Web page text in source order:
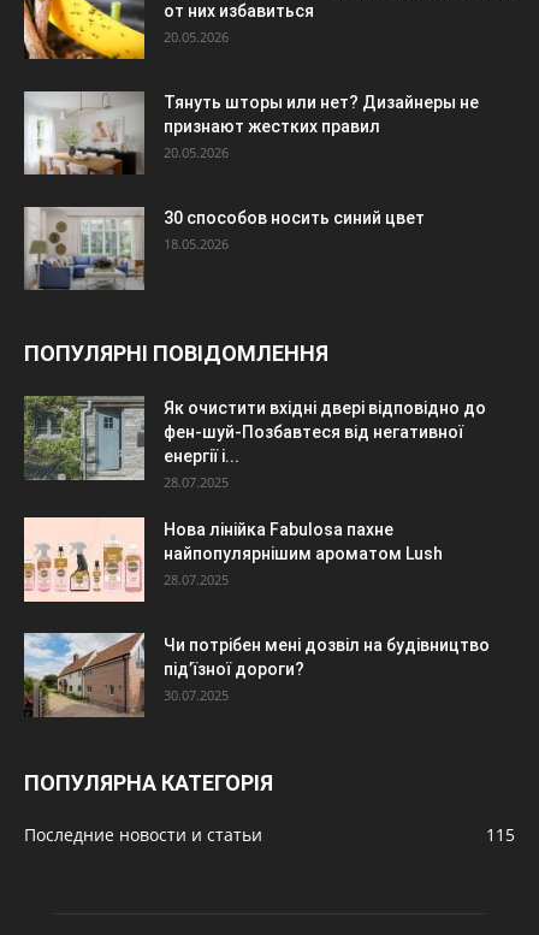
от них избавиться
20.05.2026
Тянуть шторы или нет? Дизайнеры не
признают жестких правил
20.05.2026
30 способов носить синий цвет
18.05.2026
ПОПУЛЯРНІ ПОВІДОМЛЕННЯ
Як очистити вхідні двері відповідно до
фен-шуй-Позбавтеся від негативної
енергії і...
28.07.2025
Нова лінійка Fabulosa пахне
найпопулярнішим ароматом Lush
28.07.2025
Чи потрібен мені дозвіл на будівництво
під’їзної дороги?
30.07.2025
ПОПУЛЯРНА КАТЕГОРІЯ
Последние новости и статьи 115